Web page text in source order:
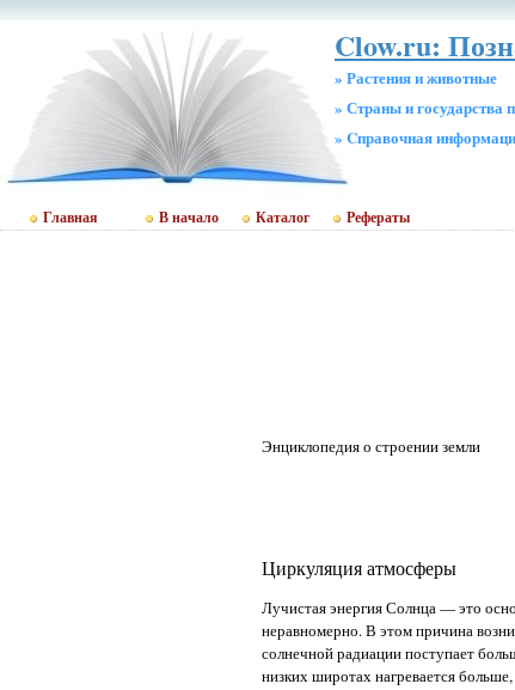
Clow.ru:
» Растения и животные
» Страны и государства
» Cправочная
Главная В начало Каталог Рефераты
Энциклопедия о строении земли
Циркуляция атмосферы
Лучистая энергия Солнца — это
неравномерно. В этом причина
солнечной радиации поступает
низких широтах нагревается